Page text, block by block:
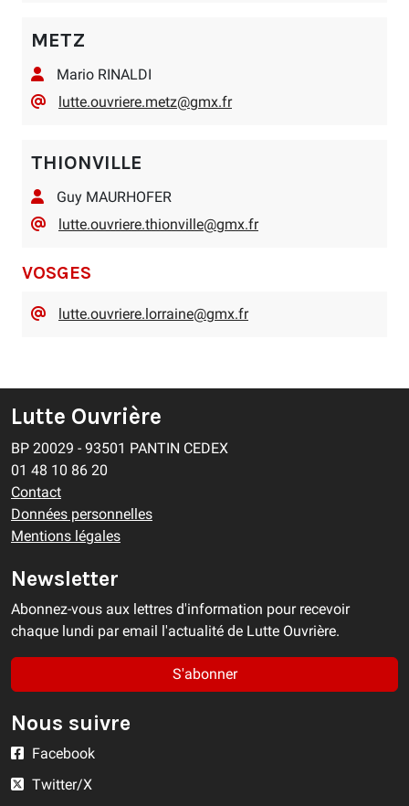
METZ
Mario RINALDI
lutte.ouvriere.metz@gmx.fr
THIONVILLE
Guy MAURHOFER
lutte.ouvriere.thionville@gmx.fr
VOSGES
lutte.ouvriere.lorraine@gmx.fr
Lutte Ouvrière
BP 20029 - 93501 PANTIN CEDEX
01 48 10 86 20
Contact
Données personnelles
Mentions légales
Newsletter
Abonnez-vous aux lettres d'information pour recevoir
chaque lundi par email l'actualité de Lutte Ouvrière.
S'abonner
Nous suivre
Facebook
Twitter/X